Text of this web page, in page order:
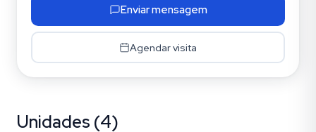
Enviar mensagem
Agendar visita
Unidades (4)